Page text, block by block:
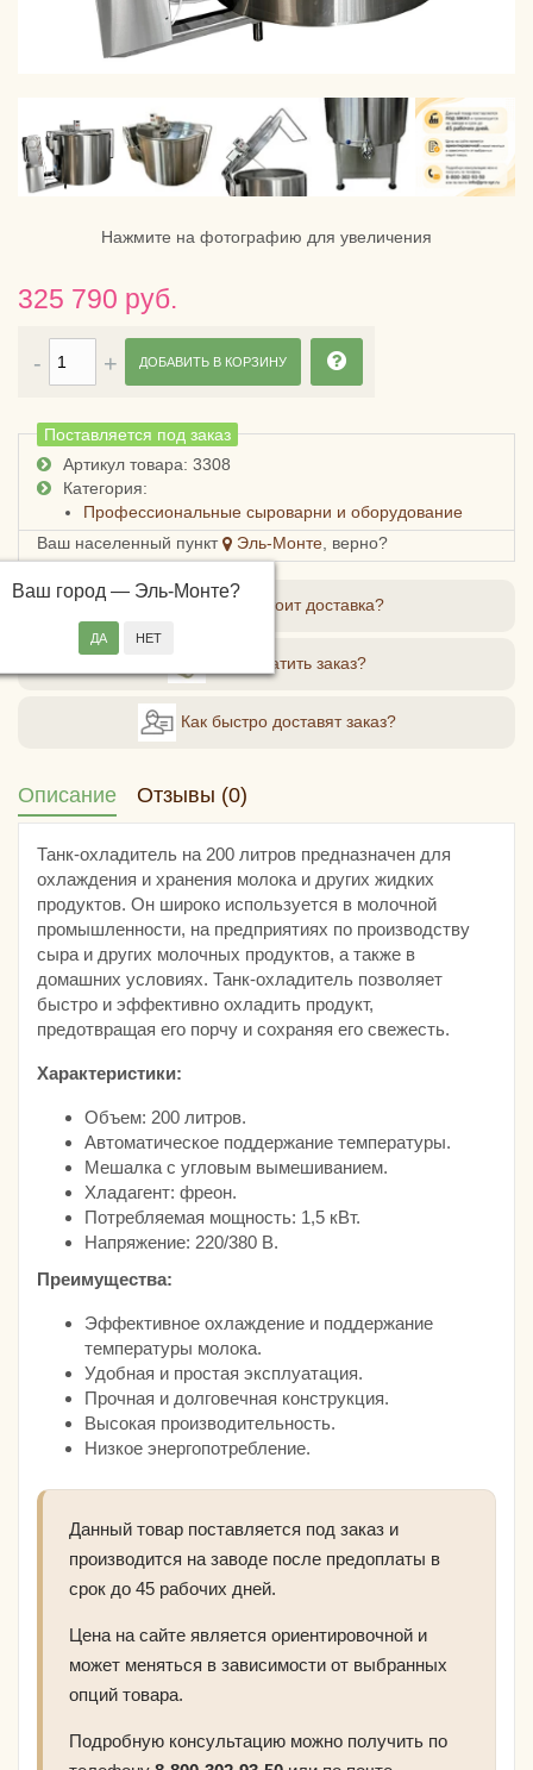
Нажмите на фотографию для увеличения
325 790 руб.
Поставляется под заказ
Артикул товара: 3308
Категория:
Профессиональные сыроварни и оборудование
Ваш населенный пункт
Эль-Монте , верно?
Ваш город — Эль-Монте?
ДОБАВИТЬ В КОРЗИНУ
Сколько стоит доставка?
Как оплатить заказ?
Как быстро доставят заказ?
Описание Отзывы (0)
Танк-охладитель на 200 литров предназначен для
охлаждения и хранения молока и других жидких
продуктов. Он широко используется в молочной
промышленности, на предприятиях по производству
сыра и других молочных продуктов, а также в
домашних условиях. Танк-охладитель позволяет
быстро и эффективно охладить продукт,
предотвращая его порчу и сохраняя его свежесть.
Характеристики:
Объем: 200 литров.
Автоматическое поддержание температуры.
Мешалка с угловым вымешиванием.
Хладагент: фреон.
Потребляемая мощность: 1,5 кВт.
Напряжение: 220/380 В.
Преимущества:
Эффективное охлаждение и поддержание
температуры молока.
Удобная и простая эксплуатация.
Прочная и долговечная конструкция.
Высокая производительность.
Низкое энергопотребление.
Данный товар поставляется под заказ и
производится на заводе после предоплаты в
срок до 45 рабочих дней.
Цена на сайте является ориентировочной и
может меняться в зависимости от выбранных
опций товара.
Подробную консультацию можно получить по